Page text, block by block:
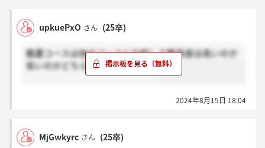
upkuePxO さん (25卒)
酪農コースは他のコースと比較して難易度は高いのか
低いのかどちらなんでしょうか？
2024年8月15日 18:04
MjGwkyrc さん (25卒)